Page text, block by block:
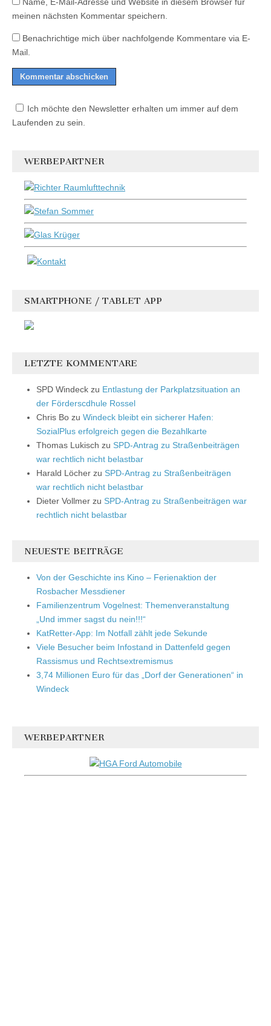
meinen nächsten Kommentar speichern.
Benachrichtige mich über nachfolgende Kommentare via E-
Mail.
Ich möchte den Newsletter erhalten um immer auf dem
Laufenden zu sein.
WERBEPARTNER
SMARTPHONE / TABLET APP
LETZTE KOMMENTARE
SPD Windeck zu Entlastung der Parkplatzsituation an
der Förderscdhule Rossel
Chris Bo zu Windeck bleibt ein sicherer Hafen:
SozialPlus erfolgreich gegen die Bezahlkarte
Thomas Lukisch zu SPD-Antrag zu Straßenbeiträgen
war rechtlich nicht belastbar
Harald Löcher zu SPD-Antrag zu Straßenbeiträgen
war rechtlich nicht belastbar
Dieter Vollmer zu SPD-Antrag zu Straßenbeiträgen war
rechtlich nicht belastbar
NEUESTE BEITRÄGE
Von der Geschichte ins Kino – Ferienaktion der
Rosbacher Messdiener
Familienzentrum Vogelnest: Themenveranstaltung
„Und immer sagst du nein!!!“
KatRetter-App: Im Notfall zählt jede Sekunde
Viele Besucher beim Infostand in Dattenfeld gegen
Rassismus und Rechtsextremismus
3,74 Millionen Euro für das „Dorf der Generationen“ in
Windeck
WERBEPARTNER